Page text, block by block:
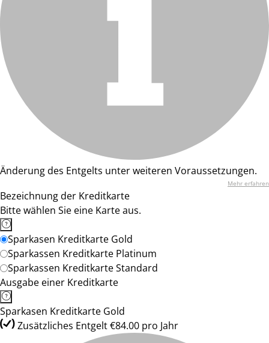
Änderung des Entgelts unter weiteren Voraussetzungen.
Mehr erfahren
Bezeichnung der Kreditkarte
Bitte wählen Sie eine Karte aus.
Sparkasen Kreditkarte Gold
Sparkassen Kreditkarte Platinum
Sparkassen Kreditkarte Standard
Ausgabe einer Kreditkarte
Sparkasen Kreditkarte Gold
Zusätzliches Entgelt €84.00 pro Jahr